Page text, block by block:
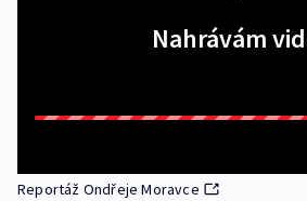
Nahrávám
Reportáž Ondřeje Moravce